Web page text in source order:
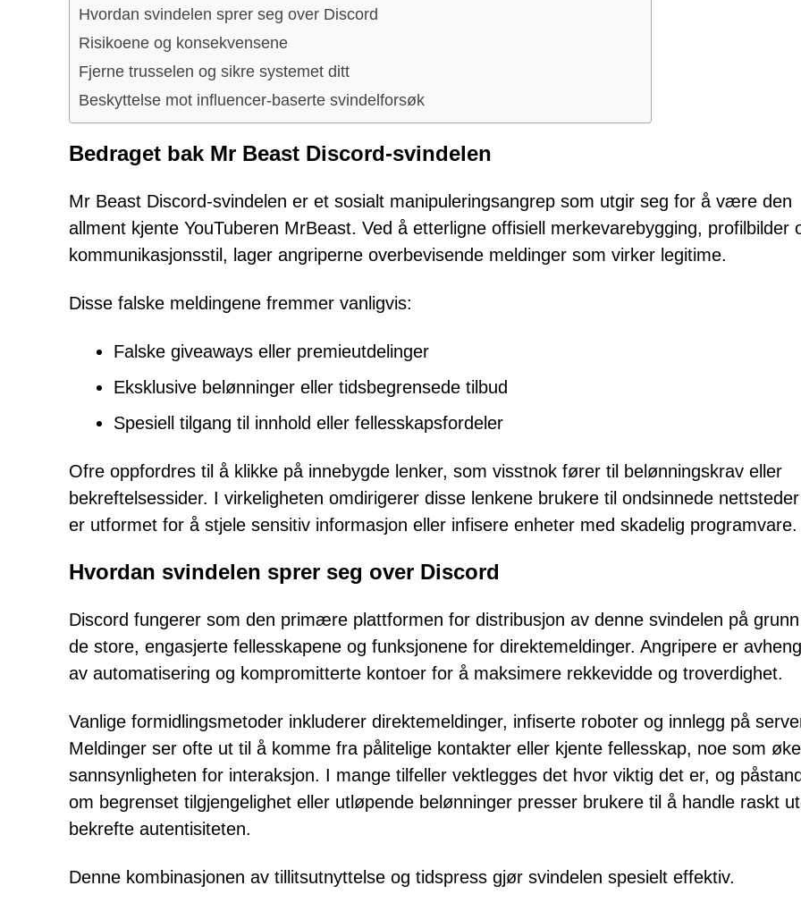
Hvordan svindelen sprer seg over Discord
Risikoene og konsekvensene
Fjerne trusselen og sikre systemet ditt
Beskyttelse mot influencer-baserte svindelforsøk
Bedraget bak Mr Beast Discord-svindelen
Mr Beast Discord-svindelen er et sosialt manipuleringsangrep som utgir seg for å være den
allment kjente YouTuberen MrBeast. Ved å etterligne offisiell merkevarebygging, profilbilder
kommunikasjonsstil, lager angriperne overbevisende meldinger som virker legitime.
Disse falske meldingene fremmer vanligvis:
Falske giveaways eller premieutdelinger
Eksklusive belønninger eller tidsbegrensede tilbud
Spesiell tilgang til innhold eller fellesskapsfordeler
Ofre oppfordres til å klikke på innebygde lenker, som visstnok fører til belønningskrav eller
bekreftelsessider. I virkeligheten omdirigerer disse lenkene brukere til ondsinnede
er utformet for å stjele sensitiv informasjon eller infisere enheter med skadelig programvare.
Hvordan svindelen sprer seg over Discord
Discord fungerer som den primære plattformen for distribusjon av denne svindelen på
de store, engasjerte fellesskapene og funksjonene for direktemeldinger. Angripere er
av automatisering og kompromitterte kontoer for å maksimere rekkevidde og troverdighet.
Vanlige formidlingsmetoder inkluderer direktemeldinger, infiserte roboter og innlegg på
Meldinger ser ofte ut til å komme fra pålitelige kontakter eller kjente fellesskap, noe som
sannsynligheten for interaksjon. I mange tilfeller vektlegges det hvor viktig det er, og
om begrenset tilgjengelighet eller utløpende belønninger presser brukere til å handle raskt
bekrefte autentisiteten.
Denne kombinasjonen av tillitsutnyttelse og tidspress gjør svindelen spesielt effektiv.